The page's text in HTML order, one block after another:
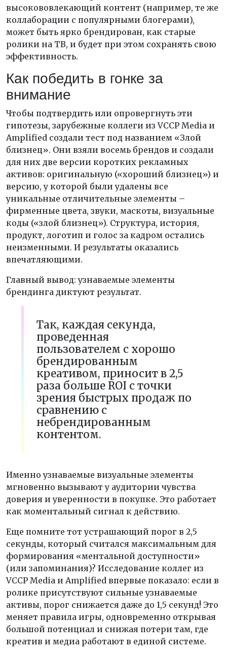
высокововлекающий контент (например, те же
коллаборации с популярными блогерами),
может быть ярко брендирован, как старые
ролики на ТВ, и будет при этом сохранять свою
эффективность.
Как победить в гонке за
внимание
Чтобы подтвердить или опровергнуть эти
гипотезы, зарубежные коллеги из VCCP Media и
Amplified создали тест под названием «Злой
близнец». Они взяли восемь брендов и создали
для них две версии коротких рекламных
активов: оригинальную («хороший близнец») и
версию, у которой были удалены все
уникальные отличительные элементы –
фирменные цвета, звуки, маскоты, визуальные
коды («злой близнец»). Структура, история,
продукт, логотип и голос за кадром остались
неизменными. И результаты оказались
впечатляющими.
Главный вывод: узнаваемые элементы
брендинга диктуют результат.
Так, каждая секунда,
проведенная
пользователем с хорошо
брендированным
креативом, приносит в 2,5
раза больше ROI с точки
зрения быстрых продаж по
сравнению с
небрендированным
контентом.
Именно узнаваемые визуальные элементы
мгновенно вызывают у аудитории чувства
доверия и уверенности в покупке. Это работает
как моментальный сигнал к действию.
Еще помните тот устрашающий порог в 2,5
секунды, который считался максимальным для
формирования «ментальной доступности»
(или запоминания)? Исследование коллег из
VCCP Media и Amplified впервые показало: если в
ролике присутствуют сильные узнаваемые
активы, порог снижается даже до 1,5 секунд! Это
меняет правила игры, одновременно открывая
большой потенциал и снижая потери там, где
креатив и медиа работают в единой системе.